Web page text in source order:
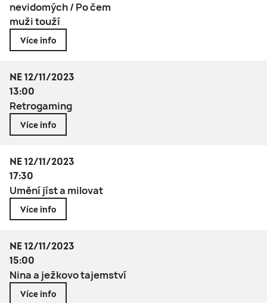
nevidomých / Po čem
muži touží
Více info
NE 12/11/2023
13:00
Retrogaming
Více info
NE 12/11/2023
17:30
Umění jíst a milovat
Více info
NE 12/11/2023
15:00
Nina a ježkovo tajemství
Více info